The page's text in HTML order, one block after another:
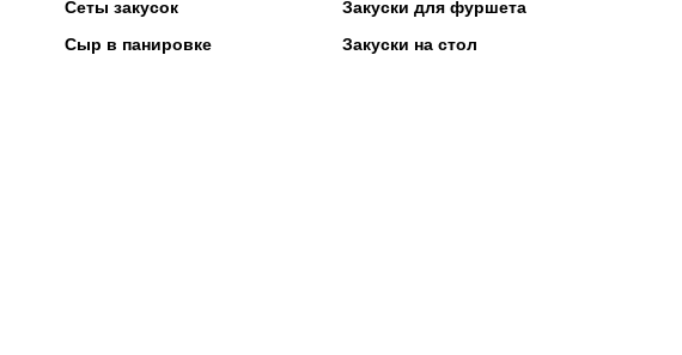
Сеты закусок
Закуски для фуршета
Сыр в панировке
Закуски на стол